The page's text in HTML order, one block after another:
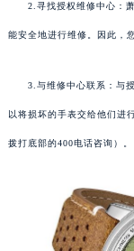
2.寻找授权维修中心：萧
能安全地进行维修。因此，
3.与维修中心联系：与授
以将损坏的手表交给他们进
拨打底部的400电话咨询）。